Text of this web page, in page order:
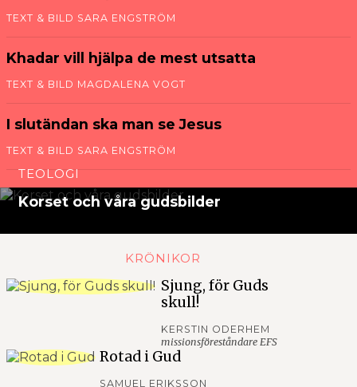
TEXT & BILD SARA ENGSTRÖM
Khadar vill hjälpa de mest utsatta
TEXT & BILD MAGDALENA VOGT
I slut­ändan ska man se Jesus
TEXT & BILD SARA ENGSTRÖM
TEOLOGI
Korset och våra gudsbilder
KRÖNIKOR
Sjung, för Guds
skull!
KERSTIN ODERHEM
missionsföreståndare EFS
Rotad i Gud
SAMUEL ERIKSSON